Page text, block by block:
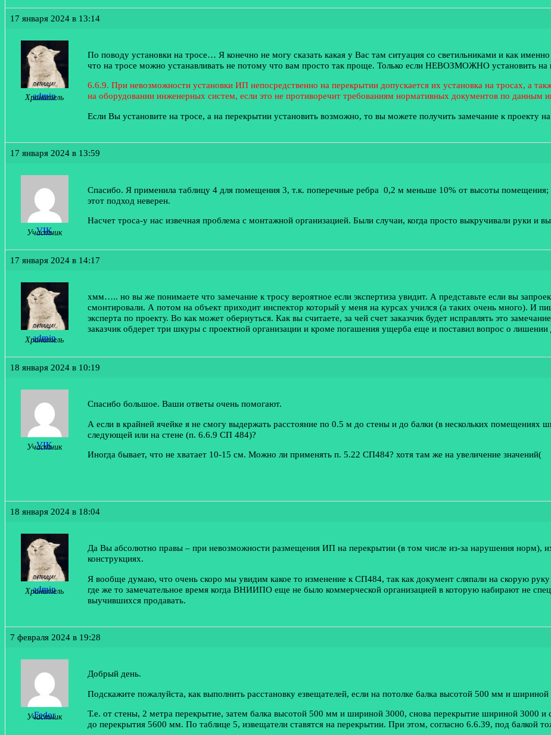
17 января 2024 в 13:14
admin
Хранитель
По поводу установки на тросе… Я конечно не могу сказать какая у Вас там ситуация со светильниками и как
что на тросе можно устанавливать не потому что вам просто так проще. Только если НЕВОЗМОЖНО установить на
6.6.9. При невозможности установки ИП непосредственно на перекрытии допускается их установка на тросах, а
на оборудовании инженерных систем, если это не противоречит требованиям нормативных документов по
Если Вы установите на тросе, а на перекрытии установить возможно, то вы можете получить замечание к проекту
17 января 2024 в 13:59
VIK
Участник
Спасибо. Я применила таблицу 4 для помещения 3, т.к. поперечные ребра 0,2 м меньше 10% от высоты
этот подход неверен.
Насчет троса-у нас извечная проблема с монтажной организацией. Были случаи, когда просто выкручивали руки и
17 января 2024 в 14:17
admin
Хранитель
хмм….. но вы же понимаете что замечание к тросу вероятное если экспертиза увидит. А представьте если вы
смонтировали. А потом на объект приходит инспектор который у меня на курсах учился (а таких очень много). И
эксперта по проекту. Во как может обернуться. Как вы считаете, за чей счет заказчик будет исправлять это
заказчик обдерет три шкуры с проектной организации и кроме погашения ущерба еще и поставил вопрос о лишении
18 января 2024 в 10:19
VIK
Участник
Спасибо большое. Ваши ответы очень помогают.
А если в крайней ячейке я не смогу выдержать расстояние по 0.5 м до стены и до балки (в нескольких помещениях
следующей или на стене (п. 6.6.9 СП 484)?
Иногда бывает, что не хватает 10-15 см. Можно ли применять п. 5.22 СП484? хотя там же на увеличение значений(
18 января 2024 в 18:04
admin
Хранитель
Да Вы абсолютно правы – при невозможности размещения ИП на перекрытии (в том числе из-за нарушения норм),
конструкциях.
Я вообще думаю, что очень скоро мы увидим какое то изменение к СП484, так как документ сляпали на скорую
где же то замечательное время когда ВНИИПО еще не было коммерческой организацией в которую набирают не
выучившихся продавать.
7 февраля 2024 в 19:28
Fedor
Участник
Добрый день.
Подскажите пожалуйста, как выполнить расстановку езвещателей, если на потолке балка высотой 500 мм и
Т.е. от стены, 2 метра перекрытие, затем балка высотой 500 мм и шириной 3000, снова перекрытие шириной 3000
до перекрытия 5600 мм. По таблице 5, извещатели ставятся на перекрытии. При этом, согласно 6.6.39, под балкой